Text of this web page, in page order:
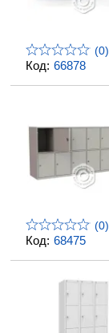
Код: 66878
(0)
Код: 68475
(0)